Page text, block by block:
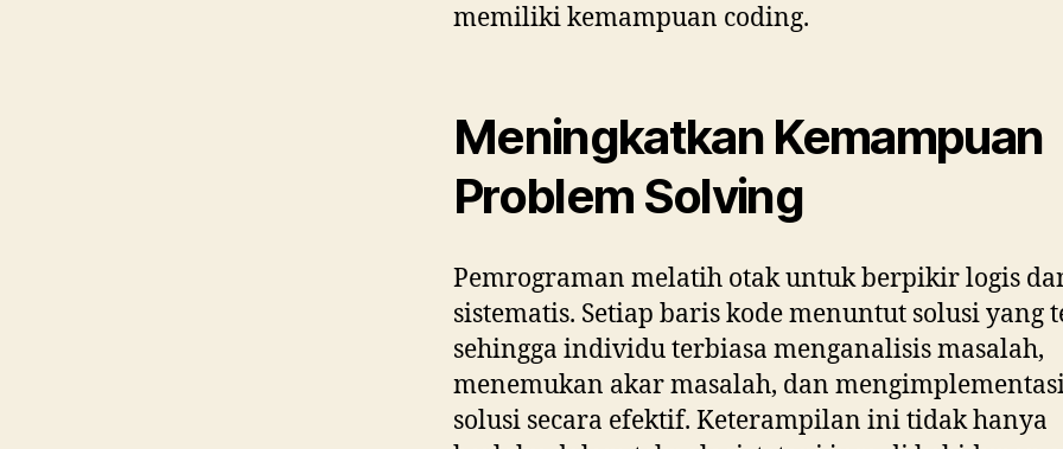
memiliki kemampuan coding.
Meningkatkan Kemampuan
Problem Solving
Pemrograman melatih otak untuk berpikir logis
sistematis. Setiap baris kode menuntut solusi yang
sehingga individu terbiasa menganalisis masalah,
menemukan akar masalah, dan
solusi secara efektif. Keterampilan ini tidak hanya